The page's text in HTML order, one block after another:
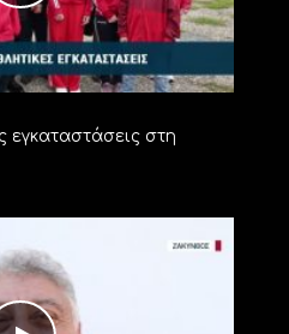
εγκαταστάσεις στη